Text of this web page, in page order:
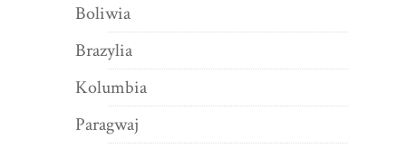
Boliwia
Brazylia
Kolumbia
Paragwaj